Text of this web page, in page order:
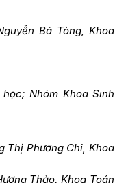
Bá Tòng, Khoa
Nhóm Khoa Sinh
Thị Phương Chi, Khoa
Thảo, Khoa Toán